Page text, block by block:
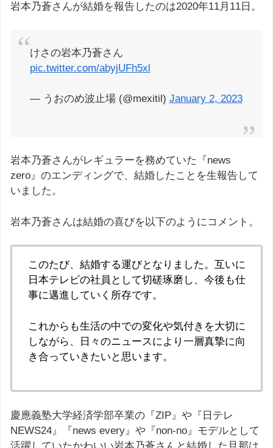
岩本乃蒼さんが結婚を報告したのは2020年11月11日。
けさの岩本乃蒼さん
pic.twitter.com/abyjUFh5xl
— うおのめ波止場 (@mexitil) January 2, 2023
岩本乃蒼さんがレギュラーを務めていた『news
zero』のエンディングで、結婚したことを生報告して
いました。
岩本乃蒼さんは結婚の喜びを以下のようにコメント。
このたび、結婚する運びとなりました。互いに
日本テレビの社員として切磋琢磨し、今後も仕
事に邁進していく所存です。
これからも生活の中での変化や気付きを大切に
しながら、日々のニュースにより一層真摯に向
き合っていきたいと思います。
慶應義塾大学経済学部卒業の『ZIP』や『日テレ
NEWS24』『news every』や『non-no』モデルとして
活躍していたかわいい岩本乃蒼さんと結婚した旦那は